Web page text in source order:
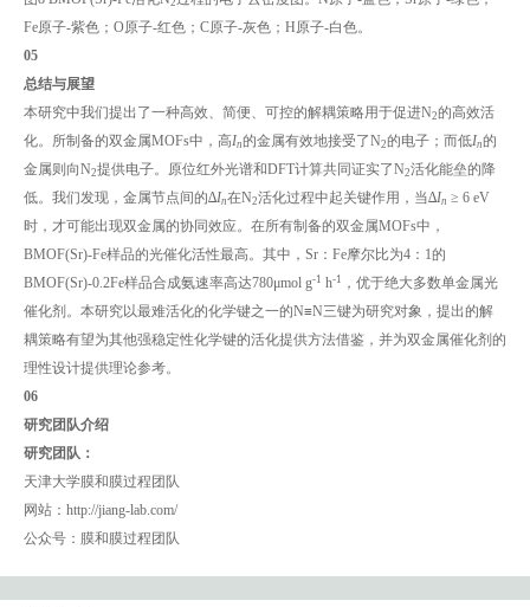
2
Fe原子-紫色；O原子-红色；C原子-灰色；H原子-白色。
05
总结与展望
本研究中我们提出了一种高效、简便、可控的解耦策略用于促进N2的高效活
化。所制备的双金属MOFs中，高In的金属有效地接受了N2的电子；而低In的
金属则向N2提供电子。原位红外光谱和DFT计算共同证实了N2活化能垒的降
低。我们发现，金属节点间的∆In在N2活化过程中起关键作用，当∆In ≥ 6 eV
时，才可能出现双金属的协同效应。在所有制备的双金属MOFs中，
BMOF(Sr)-Fe样品的光催化活性最高。其中，Sr：Fe摩尔比为4：1的
BMOF(Sr)-0.2Fe样品合成氨速率高达780μmol g-1 h-1
，优于绝大多数单金属光
催化剂。本研究以最难活化的化学键之一的N≡N三键为研究对象，提出的解
耦策略有望为其他强稳定性化学键的活化提供方法借鉴，并为双金属催化剂的
理性设计提供理论参考。
06
研究团队介绍
研究团队：
天津大学膜和膜过程团队
网站：http://jiang-lab.com/
公众号：膜和膜过程团队